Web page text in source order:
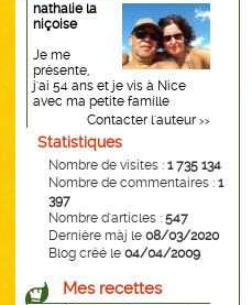
nathalie la
niçoise
Je me
présente,
j'ai 54 ans et je vis à Nice
avec ma petite famille
Contacter l'auteur >>
Statistiques
Nombre de visites : 1 735 134
Nombre de commentaires : 1
397
Nombre d'articles : 547
Dernière màj le 08/03/2020
Blog créé le 04/04/2009
Mes recettes